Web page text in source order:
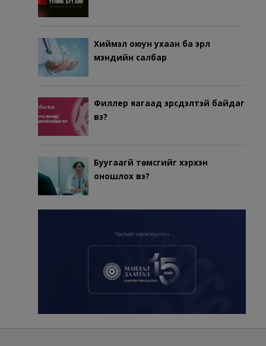
Хиймэл оюун ухаан ба эрүүл
мэндийн салбар
Филлер яагаад эрсдэлтэй байдаг
вэ?
Буугаагүй төмсгийг хэрхэн
оношлох вэ?